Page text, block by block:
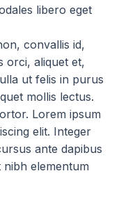
libero eget
convallis id,
orci, aliquet et,
ut felis in purus
mollis lectus.
Lorem ipsum
elit. Integer
ante dapibus
nibh elementum